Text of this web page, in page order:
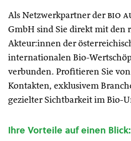
Als Netzwerkpartner der bio
GmbH sind Sie direkt mit den
Akteur:innen der
internationalen Bio-
verbunden. Profitieren Sie
Kontakten, exklusivem
gezielter Sichtbarkeit im Bio-
Ihre Vorteile auf einen Blick: